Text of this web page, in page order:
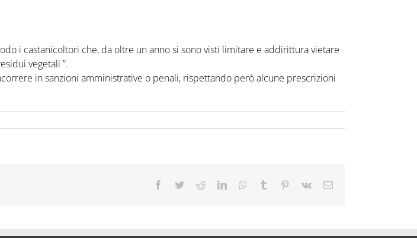
i castanicoltori che, da oltre un anno si sono visti limitare e addirittura vietare
vegetali ”.
in sanzioni amministrative o penali, rispettando però alcune prescrizioni
Facebook
TwitterRedditLinkedInWhatsApp
Tumblr Pinterest
Vk Email